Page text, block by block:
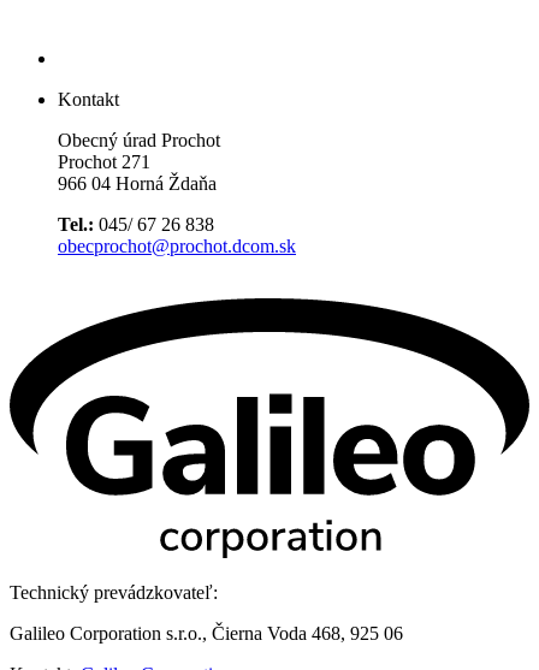
Kontakt
Obecný úrad Prochot
Prochot 271
966 04 Horná Ždaňa
Tel.: 045/ 67 26 838
obecprochot@prochot.dcom.sk
Technický prevádzkovateľ:
Galileo Corporation s.r.o., Čierna Voda 468, 925 06